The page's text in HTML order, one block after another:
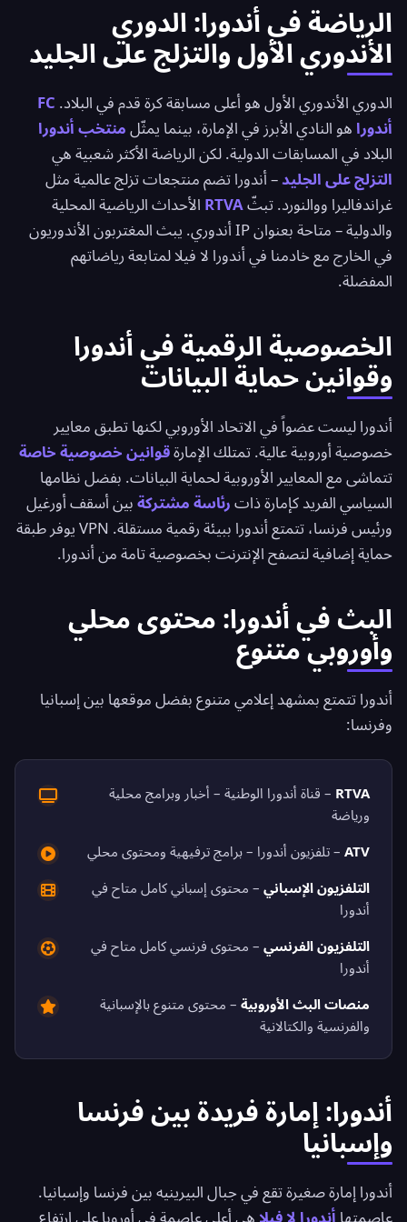
الرياضة في أندورا: الدوري
الأندوري الأول والتزلج على الجليد
الدوري الأندوري الأول هو أعلى مسابقة كرة قدم في البلاد. FC
أندورا هو النادي الأبرز في الإمارة، بينما يمثّل منتخب أندورا
البلاد في المسابقات الدولية. لكن الرياضة الأكثر شعبية هي
التزلج على الجليد– أندورا تضم منتجعات تزلج عالمية مثل
غراندفاليرا ووالنورد. تبثّRTVA الأحداث الرياضية المحلية
والدولية – متاحة بعنوان IP أندوري. يبث المغتربون الأندوريون
في الخارج مع خادمنا في أندورا لا فيلا لمتابعة رياضاتهم
المفضلة.
الخصوصية الرقمية في أندورا
وقوانين حماية البيانات
أندورا ليست عضواً في الاتحاد الأوروبي لكنها تطبق معايير
خصوصية أوروبية عالية. تمتلك الإمارةقوانين خصوصية خاصة
تتماشى مع المعايير الأوروبية لحماية البيانات. بفضل نظامها
السياسي الفريد كإمارة ذات رئاسة مشتركة بين أسقف أورغيل
ورئيس فرنسا، تتمتع أندورا ببيئة رقمية مستقلة. VPN يوفر طبقة
حماية إضافية لتصفح الإنترنت بخصوصية تامة من أندورا.
البث في أندورا: محتوى محلي
وأوروبي متنوع
أندورا تتمتع بمشهد إعلامي متنوع بفضل موقعها بين إسبانيا
وفرنسا:
RTVA – قناة أندورا الوطنية – أخبار وبرامج محلية
ورياضة
ATV – تلفزيون أندورا – برامج ترفيهية ومحتوى محلي
التلفزيون الإسباني – محتوى إسباني كامل متاح في
أندورا
التلفزيون الفرنسي – محتوى فرنسي كامل متاح في
أندورا
منصات البث الأوروبية – محتوى متنوع بالإسبانية
والفرنسية والكتالانية
أندورا: إمارة فريدة بين فرنسا
وإسبانيا
أندورا إمارة صغيرة تقع في جبال البيرينيه بين فرنسا وإسبانيا.
عاصمتها أندورا لا فيلا هي أعلى عاصمة في أوروبا على ارتفاع